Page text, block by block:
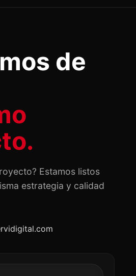
de
Estamos listos
estrategia y calidad